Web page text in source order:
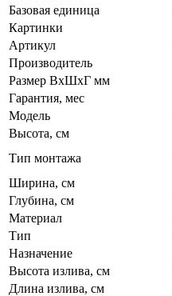
Базовая единица
Картинки
Артикул
Производитель
Размер ВхШхГ мм
Гарантия, мес
Модель
Высота, см
Тип монтажа
Ширина, см
Глубина, см
Материал
Тип
Назначение
Высота излива, см
Длина излива, см